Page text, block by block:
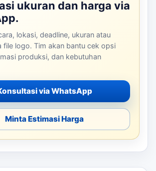
ukuran dan harga via
lokasi, deadline, ukuran atau
file logo. Tim akan bantu cek opsi
produksi, dan kebutuhan
via WhatsApp
Minta Estimasi Harga